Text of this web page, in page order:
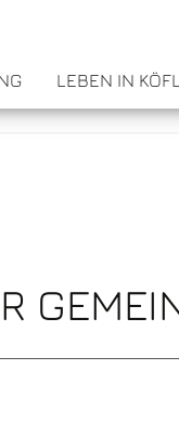
LEBEN IN